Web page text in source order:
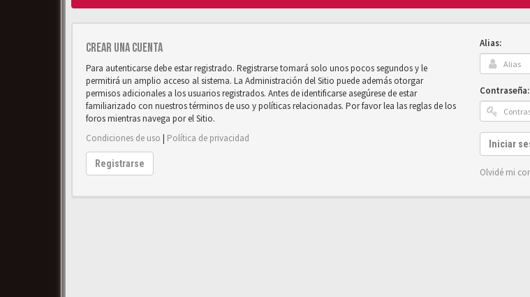
Crear una cuenta
Para autenticarse debe estar registrado. Registrarse tomará solo unos pocos segundos y le
permitirá un amplio acceso al sistema. La Administración del Sitio puede además otorgar
permisos adicionales a los usuarios registrados. Antes de identificarse asegúrese de estar
familiarizado con nuestros términos de uso y políticas relacionadas. Por favor lea las reglas de los
foros mientras navega por el Sitio.
Condiciones de uso | Política de privacidad
Registrarse
Alias:
Contraseña:
Iniciar
Olvidé mi